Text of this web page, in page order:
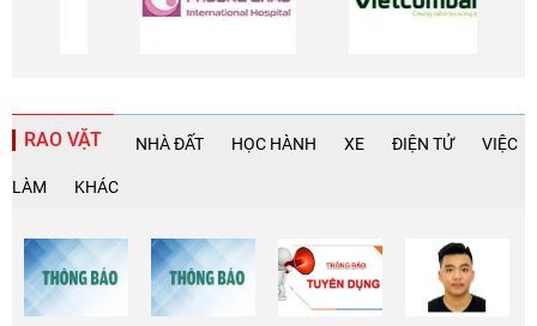
RAO VẶT NHÀ ĐẤT HỌC HÀNH XE ĐIỆN TỬ VIỆC
LÀM KHÁC